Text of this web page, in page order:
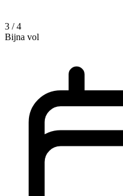
3 / 4
Bijna vol